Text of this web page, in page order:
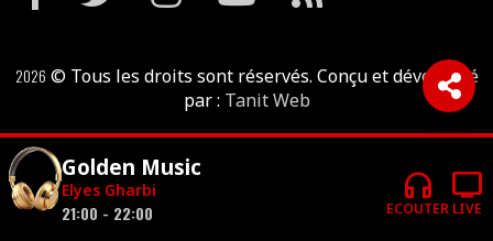
2026 © Tous les droits sont réservés. Conçu et développé
par : Tanit Web
Golden Music
Elyes Gharbi
21:00 - 22:00
headphones
ECOUTER
tv
LIVE